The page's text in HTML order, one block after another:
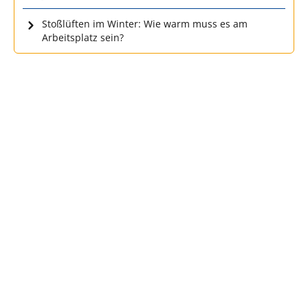
Stoßlüften im Winter: Wie warm muss es am
Arbeitsplatz sein?